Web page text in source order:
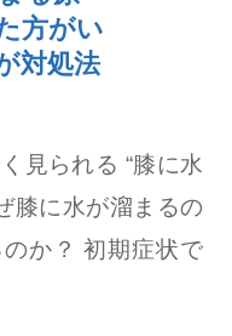
方がい
対処法
見られる “膝に水
膝に水が溜まるの
か？ 初期症状で